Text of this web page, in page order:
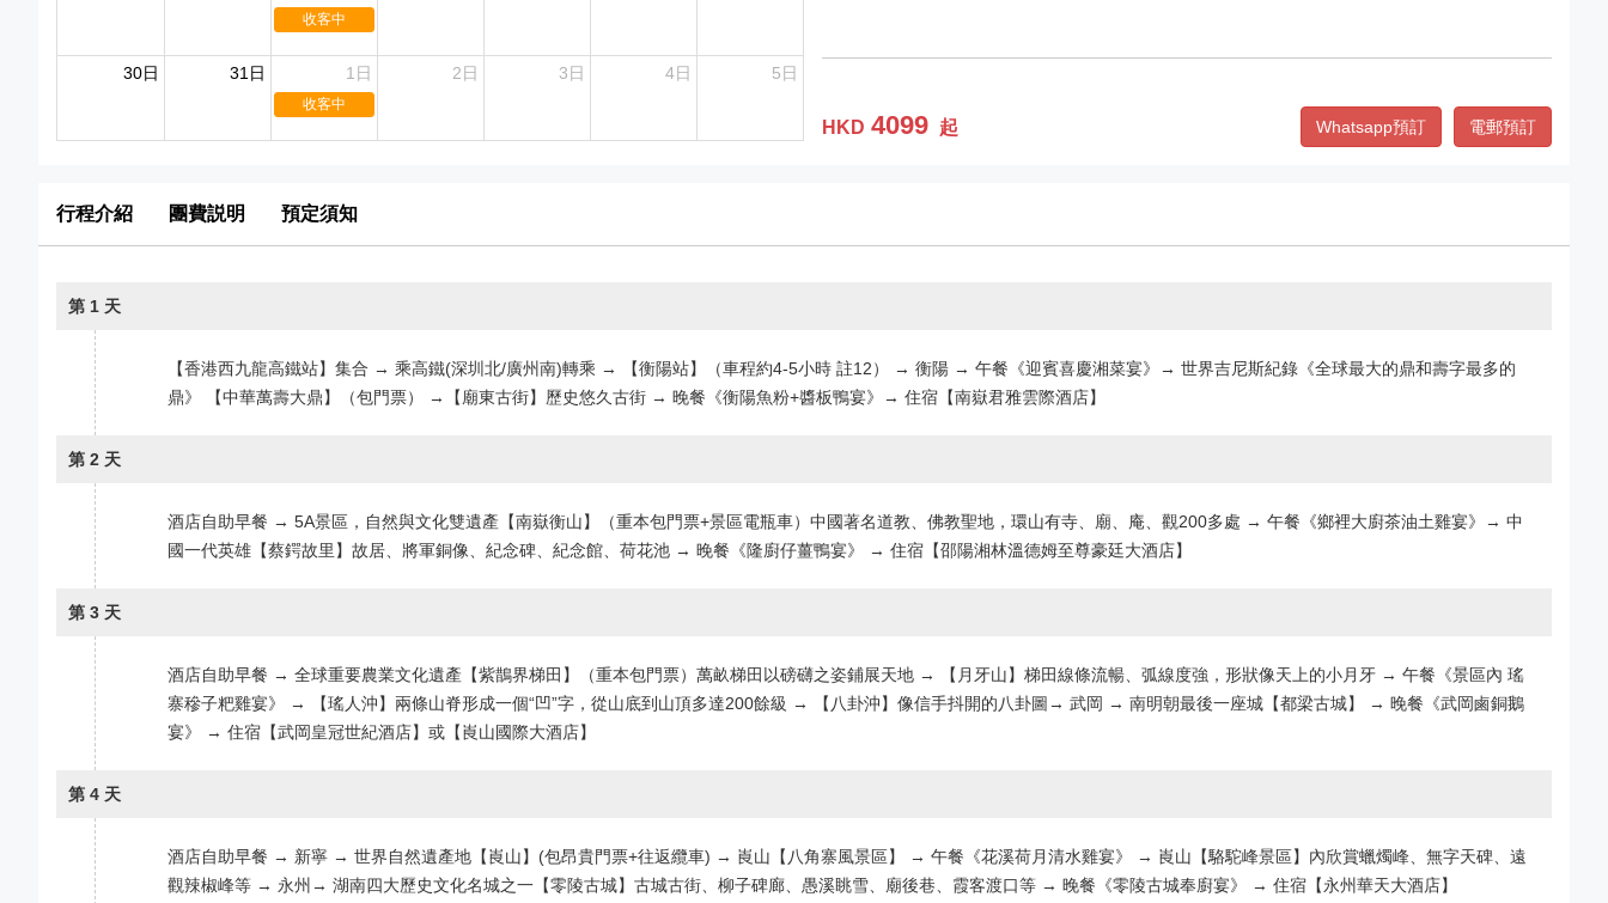
收客中
30日 31日 1日
收客中
2日 3日 4日 5日
HKD 4099 起 Whatsapp預訂 電郵預訂
行程介紹 團費説明 預定須知
第 1 天
【香港西九龍高鐵站】集合 → 乘高鐵(深圳北/廣州南)轉乘 → 【衡陽站】（車程約4-5小時 註12） → 衡陽 → 午餐《迎賓喜慶湘菜宴》→ 世界吉尼斯紀錄《全球最大的鼎和壽字最多的
鼎》 【中華萬壽大鼎】（包門票） →【廟東古街】歷史悠久古街 → 晚餐《衡陽魚粉+醬板鴨宴》→ 住宿【南嶽君雅雲際酒店】
第 2 天
酒店自助早餐 → 5A景區，自然與文化雙遺產【南嶽衡山】（重本包門票+景區電瓶車）中國著名道教、佛教聖地，環山有寺、廟、庵、觀200多處 → 午餐《鄉裡大廚茶油土雞宴》→ 中
國一代英雄【蔡鍔故里】故居、將軍銅像、紀念碑、紀念館、荷花池 → 晚餐《隆廚仔薑鴨宴》 → 住宿【邵陽湘林溫德姆至尊豪廷大酒店】
第 3 天
酒店自助早餐 → 全球重要農業文化遺產【紫鵲界梯田】（重本包門票）萬畝梯田以磅礴之姿鋪展天地 → 【月牙山】梯田線條流暢、弧線度強，形狀像天上的小月牙 → 午餐《景區內 瑤
寨穇子粑雞宴》 → 【瑤人沖】兩條山脊形成一個“凹”字，從山底到山頂多達200餘級 → 【八卦沖】像信手抖開的八卦圖→ 武岡 → 南明朝最後一座城【都梁古城】 → 晚餐《武岡鹵銅鵝
宴》 → 住宿【武岡皇冠世紀酒店】或【崀山國際大酒店】
第 4 天
酒店自助早餐 → 新寧 → 世界自然遺產地【崀山】(包昂貴門票+往返纜車) → 崀山【八角寨風景區】 → 午餐《花溪荷月清水雞宴》 → 崀山【駱駝峰景區】內欣賞蠟燭峰、無字天碑、遠
觀辣椒峰等 → 永州→ 湖南四大歷史文化名城之一【零陵古城】古城古街、柳子碑廊、愚溪眺雪、廟後巷、霞客渡口等 → 晚餐《零陵古城奉廚宴》 → 住宿【永州華天大酒店】